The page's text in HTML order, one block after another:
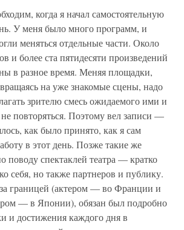
когда я начал самостоятельную
У меня было много пpoграмм, и
меняться отдельные части. Около
и более ста пятидесяти произведений
в разное время. Меняя площадки,
на уже знакомые сцены, надо
зрителю смесь ожидаемого ими и
повторяться. Поэтому вел записи —
как было принято, как я сам
в этот день. Позже такие же
поводу спектаклей театра — кратко
себя, но также партнеров и публику.
границей (актером — во Франции и
— в Японии), обязан был подробно
и достижения каждого дня в